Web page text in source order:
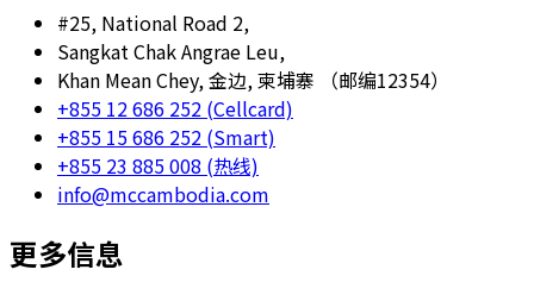
#25, National Road 2,
Sangkat Chak Angrae Leu,
Khan Mean Chey, 金边, 柬埔寨 （邮编12354）
+855 12 686 252 (Cellcard)
+855 15 686 252 (Smart)
+855 23 885 008 (热线)
info@mccambodia.com
更多信息